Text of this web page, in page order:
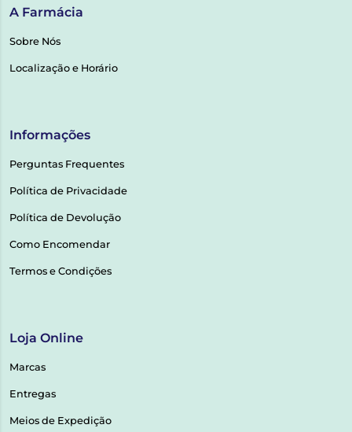
A Farmácia
Sobre Nós
Localização e Horário
Informações
Perguntas Frequentes
Política de Privacidade
Política de Devolução
Como Encomendar
Termos e Condições
Loja Online
Marcas
Entregas
Meios de Expedição